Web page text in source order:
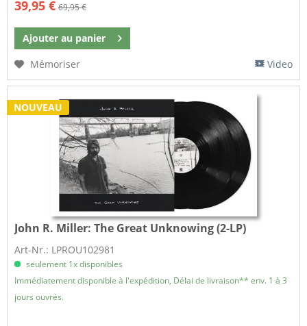
39,95 € 69,95 €
Ajouter au panier
Mémoriser
Video
NOUVEAU
John R. Miller:The Great Unknowing (2-LP)
Art-Nr.: LPROU102981
seulement 1x disponibles
Immédiatement disponible à l'expédition, Délai de livraison** env. 1 à 3
jours ouvrés.